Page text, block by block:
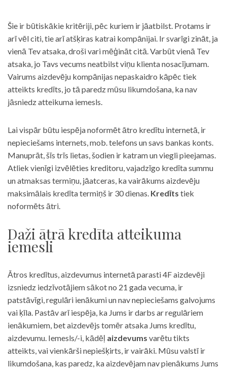
Šie ir būtiskākie kritēriji, pēc kuriem ir jāatbilst. Protams ir
arī vēl citi, tie arī atšķiras katrai kompānijai. Ir svarīgi zināt, ja
vienā Tev atsaka, droši vari mēģināt citā. Varbūt vienā Tev
atsaka, jo Tavs vecums neatbilst viņu klienta nosacījumam.
Vairums aizdevēju kompānijas nepaskaidro kāpēc tiek
atteikts kredīts, jo tā paredz mūsu likumdošana, ka nav
jāsniedz atteikuma iemesls.
Lai vispār būtu iespēja noformēt ātro kredītu internetā, ir
nepieciešams internets, mob. telefons un savs bankas konts.
Manuprāt, šīs trīs lietas, šodien ir katram un viegli pieejamas.
Atliek vienīgi izvēlēties kreditoru, vajadzīgo kredīta summu
un atmaksas termiņu, jāatceras, ka vairākums aizdevēju
maksimālais kredīta termiņš ir 30 dienas. Kredīts tiek
noformēts ātri.
Daži ātrā kredīta atteikuma
iemesli
Ātros kredītus, aizdevumus internetā parasti 4F aizdevēji
izsniedz iedzīvotājiem sākot no 21 gada vecuma, ir
patstāvīgi, regulāri ienākumi un nav nepieciešams galvojums
vai ķīla. Pastāv arī iespēja, ka Jums ir darbs ar regulāriem
ienākumiem, bet aizdevējs tomēr atsaka Jums kredītu,
aizdevumu. Iemesls/-i, kādēļ aizdevums varētu tikts
atteikts, vai vienkārši nepiešķirts, ir vairāki. Mūsu valstī ir
likumdošana, kas paredz, ka aizdevējam nav pienākums Jums